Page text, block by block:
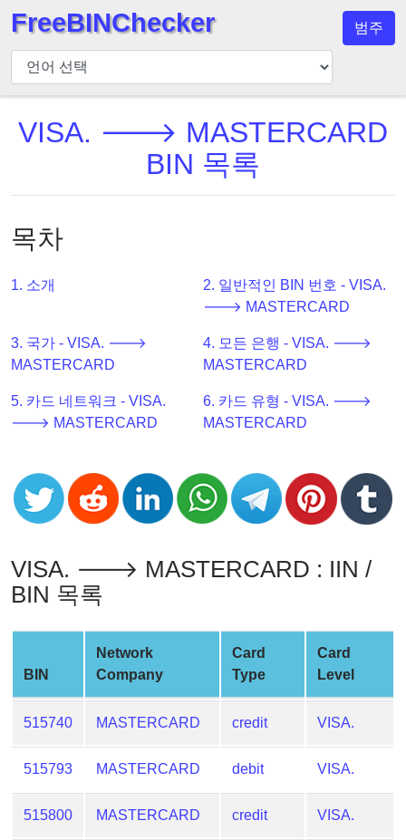
BIN
검
사
기
색
BIN
번
BIN
Generator
BIN
Checker
BIN
CC
Generator
Banks
Card
Credit
Card
Generator
Random
Credit
Generator
FreeBINChecker 범주
VISA. 🡒 MASTERCARD
BIN 목록
목차
1. 소개
2. 일반적인 BIN 번호 - VISA.
🡒 MASTERCARD
3. 국가 - VISA. 🡒
MASTERCARD
4. 모든 은행 - VISA. 🡒
MASTERCARD
5. 카드 네트워크 - VISA.
🡒 MASTERCARD
6. 카드 유형 - VISA. 🡒
MASTERCARD
VISA. 🡒 MASTERCARD : IIN /
BIN 목록
BIN
Network
Company
Card
Type
Card
Level
515740 MASTERCARD credit VISA.
515793 MASTERCARD debit VISA.
515800 MASTERCARD credit VISA.